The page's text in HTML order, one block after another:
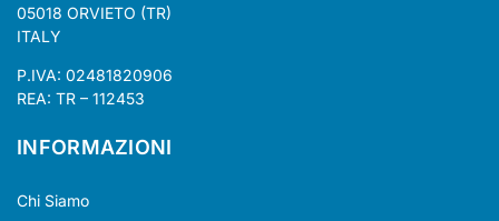
05018 ORVIETO (TR)
ITALY
P.IVA: 02481820906
REA: TR – 112453
INFORMAZIONI
Chi Siamo